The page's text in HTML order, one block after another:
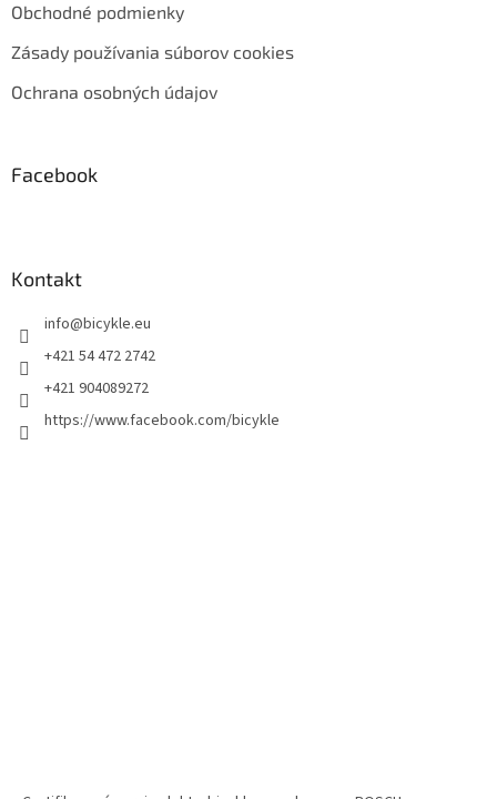
Obchodné podmienky
Zásady používania súborov cookies
Ochrana osobných údajov
Facebook
Kontakt
info@bicykle.eu
+421 54 472 2742
+421 904089272
https://www.facebook.com/bicykle